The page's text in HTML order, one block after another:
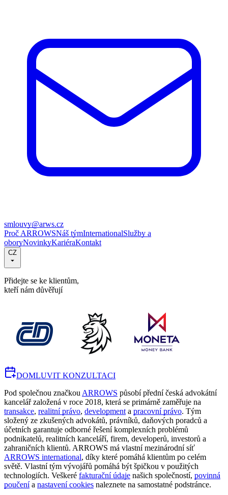
smlouvy@arws.cz
Proč ARROWSNáš týmInternationalSlužby a
oboryNovinkyKariéraKontakt
CZ
Přidejte se ke klientům,
kteří nám důvěřují
DOMLUVIT KONZULTACI
Pod společnou značkou ARROWS působí přední česká advokátní
kancelář založená v roce 2018, která se primárně zaměřuje na
transakce, realitní právo, development a pracovní právo. Tým
složený ze zkušených advokátů, právníků, daňových poradců a
účetních garantuje odborné řešení komplexních problémů
podnikatelů, realitních kanceláří, firem, developerů, investorů a
zahraničních klientů. ARROWS má vlastní mezinárodní síť
ARROWS international, díky které pomáhá klientům po celém
světě. Vlastní tým vývojářů pomáhá být špičkou v použitých
technologiích. Veškeré fakturační údaje našich společností, povinná
poučenía nastavení cookies naleznete na samostatné podstránce.